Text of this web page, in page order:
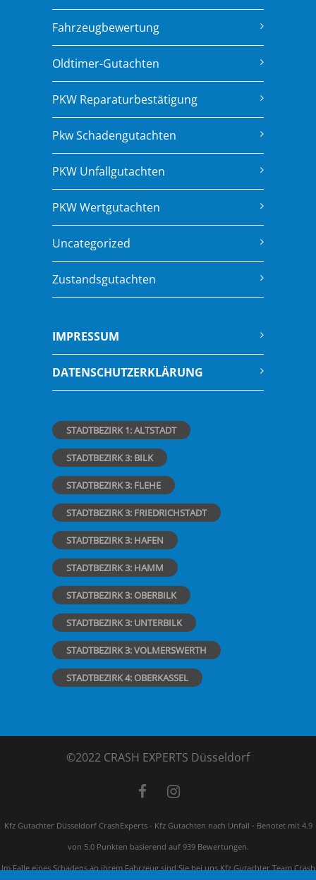
Fahrzeugbewertung
Oldtimer-Gutachten
PKW Reparaturbestätigung
Pkw Schadengutachten
PKW Unfallgutachten
PKW Wertgutachten
Uncategorized
Zustandsgutachten
IMPRESSUM
DATENSCHUTZERKLÄRUNG
STADTBEZIRK 1: ALTSTADT
STADTBEZIRK 3: BILK
STADTBEZIRK 3: FLEHE
STADTBEZIRK 3: FRIEDRICHSTADT
STADTBEZIRK 3: HAFEN
STADTBEZIRK 3: HAMM
STADTBEZIRK 3: OBERBILK
STADTBEZIRK 3: UNTERBILK
STADTBEZIRK 3: VOLMERSWERTH
STADTBEZIRK 4: OBERKASSEL
©2022 CRASH EXPERTS Düsseldorf
Kfz Gutachter Düsseldorf CrashExperts - Kfz Gutachten nach Unfall - Benotet mit 4.9
von 5.0 Punkten basierend auf 939Bewertungen.
Im Falle eines Schadens an ihrem Fahrzeug sind Sie bei uns Kfz Gutachter Team Crash